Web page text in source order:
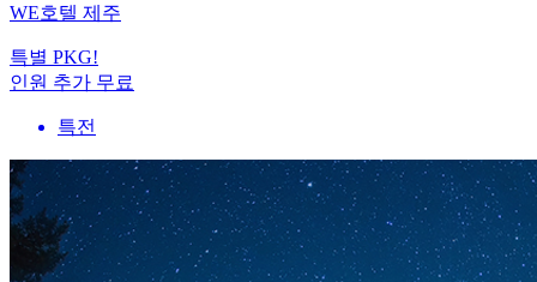
WE호텔 제주
특별 PKG!
인원 추가 무료
특전